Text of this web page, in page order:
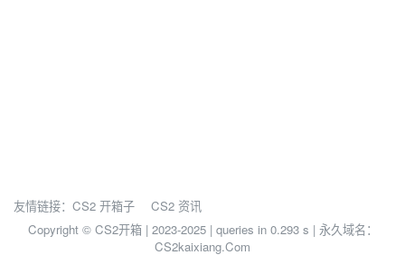
友情链接： CS2 开箱子
CS2 资讯
Copyright © CS2开箱 | 2023-2025 | queries in 0.293 s | 永久域名：
CS2kaixiang.Com